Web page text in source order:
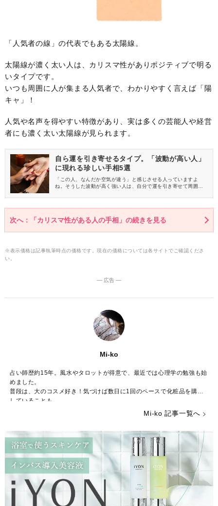
「人気者の線」の代表でもある太陽線。
太陽線が濃く太い人は、カリスマ性がありポジティブで明る
いタイプです。
いつも周囲に人が集まる人気者で、わかりやすく言えば「陽
キャ」！
人気や名声を得やすい特徴があり、実は多くの芸能人や経営
者にも濃く太い太陽線が見られます。
自ら運を引き寄せるタイプ。「波動が高い人」
に現れる珍しい手相5選
「この人、なんだか空気が違う」と感じさせる人っていますよ
ね。そうした波動が高く強い人は、自分で運を引き寄せて周囲を
ています。今回は、波動が高い人に多く見られる代表的な手相を5
次へ：「カリスマ性がある人の手相」の続きを見る
※表示価格は記事執筆時点の価格です。現在の価格については各サイトでご確認くださ
い。
― 広告 ―
Mi-ko
占い師歴約15年。風水やタロットが得意で、最近では心理学の勉強も始
めました。
普段は、大のコスメ好き！気づけば数日に1回のペースで化粧品を購入
していることも……。
ストレスが多い今の時代……癒やしが欲しいという方のために、のんび
Mi-ko 記事一覧へ